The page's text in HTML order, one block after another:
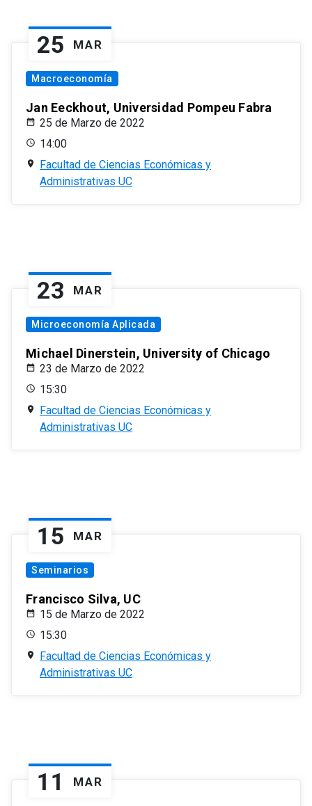
25 MAR
Macroeconomía
Jan Eeckhout, Universidad Pompeu Fabra
25 de Marzo de 2022
14:00
Facultad de Ciencias Económicas y
Administrativas UC
23 MAR
Microeconomía Aplicada
Michael Dinerstein, University of Chicago
23 de Marzo de 2022
15:30
Facultad de Ciencias Económicas y
Administrativas UC
15 MAR
Seminarios
Francisco Silva, UC
15 de Marzo de 2022
15:30
Facultad de Ciencias Económicas y
Administrativas UC
11 MAR